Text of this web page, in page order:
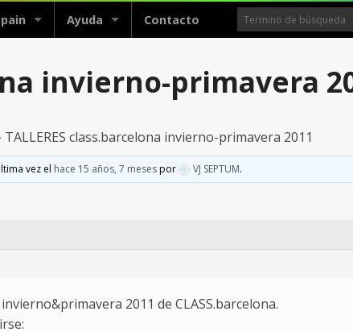
Ayuda Contacto
invierno-primavera
TALLERES class.barcelona invierno-primavera 2011
vez el hace 15 años, 7 mesespor VJ SEPTUM.
2011 de CLASS.barcelona.